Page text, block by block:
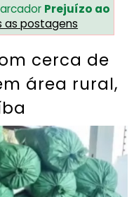
Prejuízo ao
as postagens
cerca de
área rural,